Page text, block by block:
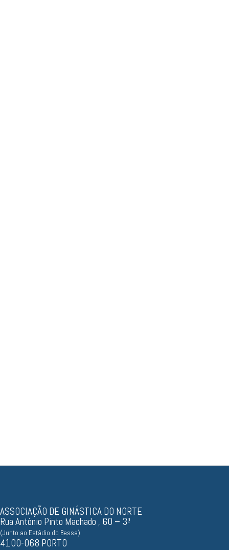
ASSOCIAÇÃO DE GINÁSTICA DO NORTE
Rua António Pinto Machado , 60 – 3º
(Junto ao Estádio do Bessa)
4100-068 PORTO